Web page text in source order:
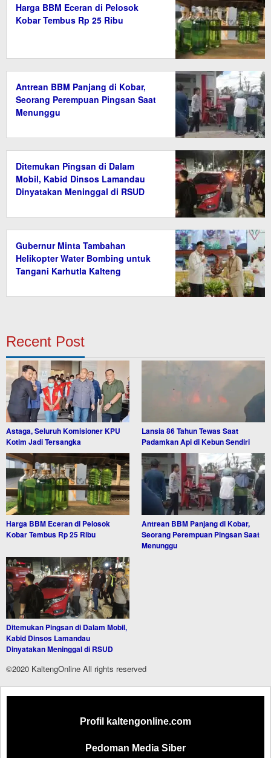
Harga BBM Eceran di Pelosok
Kobar Tembus Rp 25 Ribu
Antrean BBM Panjang di Kobar,
Seorang Perempuan Pingsan Saat
Menunggu
Ditemukan Pingsan di Dalam
Mobil, Kabid Dinsos Lamandau
Dinyatakan Meninggal di RSUD
Gubernur Minta Tambahan
Helikopter Water Bombing untuk
Tangani Karhutla Kalteng
Recent Post
Astaga, Seluruh Komisioner KPU
Kotim Jadi Tersangka
Lansia 86 Tahun Tewas Saat
Padamkan Api di Kebun Sendiri
Harga BBM Eceran di Pelosok
Kobar Tembus Rp 25 Ribu
Antrean BBM Panjang di Kobar,
Seorang Perempuan Pingsan Saat
Menunggu
Ditemukan Pingsan di Dalam Mobil,
Kabid Dinsos Lamandau
Dinyatakan Meninggal di RSUD
©2020 KaltengOnline All rights reserved
Profil kaltengonline.com
Pedoman Media Siber